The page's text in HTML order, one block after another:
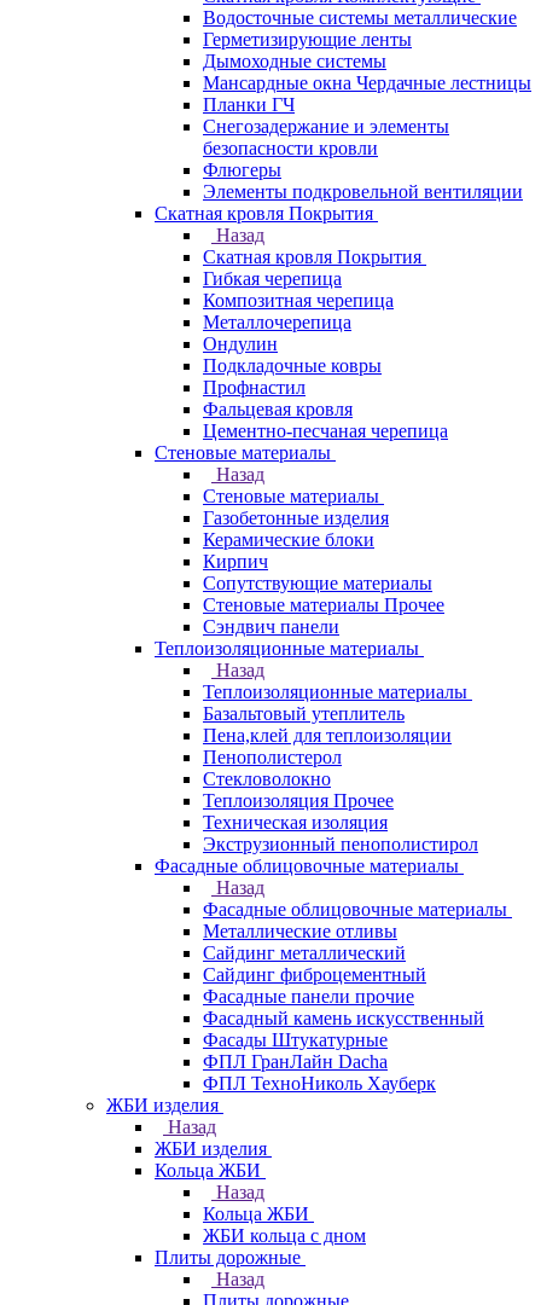
Водосточные системы металлические
Герметизирующие ленты
Дымоходные системы
Мансардные окна Чердачные лестницы
Планки ГЧ
Снегозадержание и элементы
безопасности кровли
Флюгеры
Элементы подкровельной вентиляции
Скатная кровля Покрытия
Назад
Скатная кровля Покрытия
Гибкая черепица
Композитная черепица
Металлочерепица
Ондулин
Подкладочные ковры
Профнастил
Фальцевая кровля
Цементно-песчаная черепица
Стеновые материалы
Назад
Стеновые материалы
Газобетонные изделия
Керамические блоки
Кирпич
Сопутствующие материалы
Стеновые материалы Прочее
Сэндвич панели
Теплоизоляционные материалы
Назад
Теплоизоляционные материалы
Базальтовый утеплитель
Пена,клей для теплоизоляции
Пенополистерол
Стекловолокно
Теплоизоляция Прочее
Техническая изоляция
Экструзионный пенополистирол
Фасадные облицовочные материалы
Назад
Фасадные облицовочные материалы
Металлические отливы
Сайдинг металлический
Сайдинг фиброцементный
Фасадные панели прочие
Фасадный камень искусственный
Фасады Штукатурные
ФПЛ ГранЛайн Dacha
ФПЛ ТехноНиколь Хауберк
ЖБИ изделия
Назад
ЖБИ изделия
Кольца ЖБИ
Назад
Кольца ЖБИ
ЖБИ кольца с дном
Плиты дорожные
Назад
Плиты дорожные